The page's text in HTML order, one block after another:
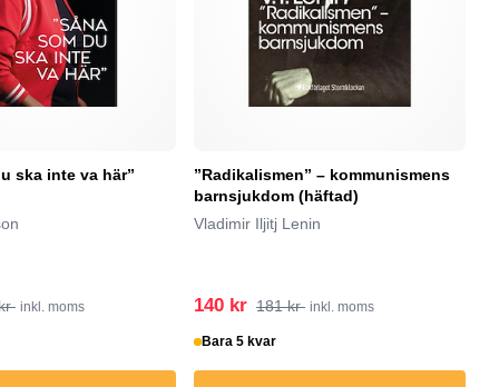
ska inte va här”
inkl. moms
”Radikalismen” – kommunismens
barnsjukdom (häftad)
Vladimir Iljitj Lenin
140 kr 181 kr inkl. moms
Bara 5 kvar